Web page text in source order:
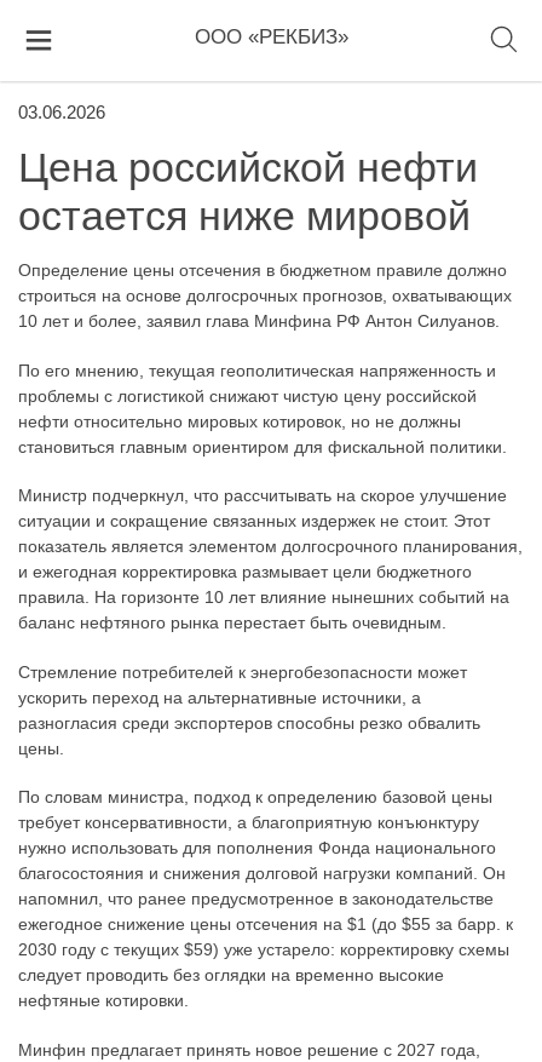
ООО «РЕКБИЗ»
03.06.2026
Цена российской нефти
остается ниже мировой
Определение цены отсечения в бюджетном правиле должно
строиться на основе долгосрочных прогнозов, охватывающих
10 лет и более, заявил глава Минфина РФ Антон Силуанов.
По его мнению, текущая геополитическая напряженность и
проблемы с логистикой снижают чистую цену российской
нефти относительно мировых котировок, но не должны
становиться главным ориентиром для фискальной политики.
Министр подчеркнул, что рассчитывать на скорое улучшение
ситуации и сокращение связанных издержек не стоит. Этот
показатель является элементом долгосрочного планирования,
и ежегодная корректировка размывает цели бюджетного
правила. На горизонте 10 лет влияние нынешних событий на
баланс нефтяного рынка перестает быть очевидным.
Стремление потребителей к энергобезопасности может
ускорить переход на альтернативные источники, а
разногласия среди экспортеров способны резко обвалить
цены.
По словам министра, подход к определению базовой цены
требует консервативности, а благоприятную конъюнктуру
нужно использовать для пополнения Фонда национального
благосостояния и снижения долговой нагрузки компаний. Он
напомнил, что ранее предусмотренное в законодательстве
ежегодное снижение цены отсечения на $1 (до $55 за барр. к
2030 году с текущих $59) уже устарело: корректировку схемы
следует проводить без оглядки на временно высокие
нефтяные котировки.
Минфин предлагает принять новое решение с 2027 года,